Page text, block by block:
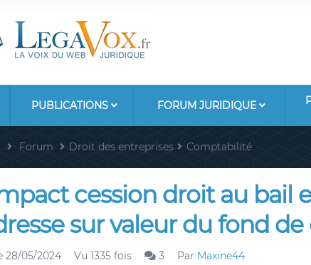
PUBLICATIONS FORUM JURIDIQUE
Forum Droit des entreprises Comptabilité
cession droit au bail
sur valeur du fond
28/05/2024 Vu 1335 fois 3 Par Maxine44